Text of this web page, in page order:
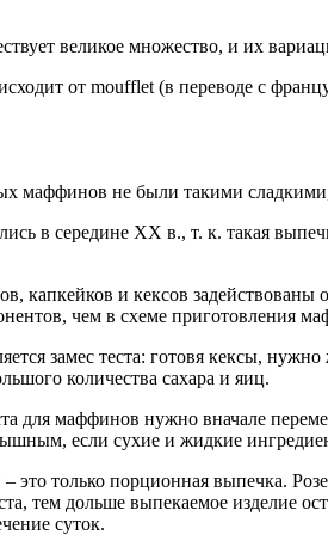
великое множество, и их
от moufflet (в переводе с
маффинов не были такими сладкими,
в середине XX в., т. к. такая
капкейков и кексов задействованы
чем в схеме приготовления
замес теста: готовя кексы,
количества сахара и яиц.
для маффинов нужно вначале
если сухие и жидкие
это только порционная выпечка.
тем дольше выпекаемое изделие
суток.